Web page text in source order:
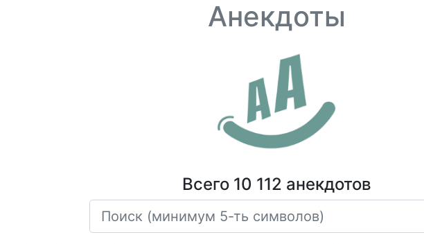
Анекдоты
Всего 10 112 анекдотов